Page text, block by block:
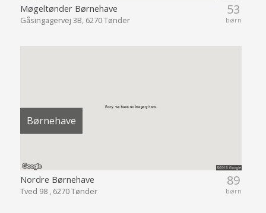
53
børn
Møgeltønder Børnehave
Gåsingagervej 3B, 6270 Tønder
Børnehave
89
børn
Nordre Børnehave
Tved 98 , 6270 Tønder